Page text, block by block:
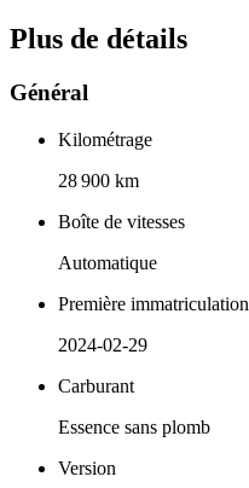
Plus de détails
Général
Kilométrage
28 900 km
Boîte de vitesses
Automatique
Première immatriculation
2024-02-29
Carburant
Essence sans plomb
Version